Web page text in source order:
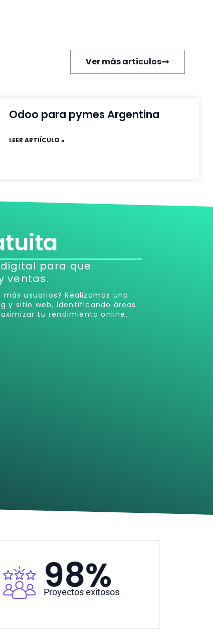
Ver más articulos
Odoo para pymes Argentina
LEER ARTIÍCULO »
para que
ventas.
usuarios? Realizamos una
y sitio web, identificando áreas
tu rendimiento online.
98%
Proyectos exitosos